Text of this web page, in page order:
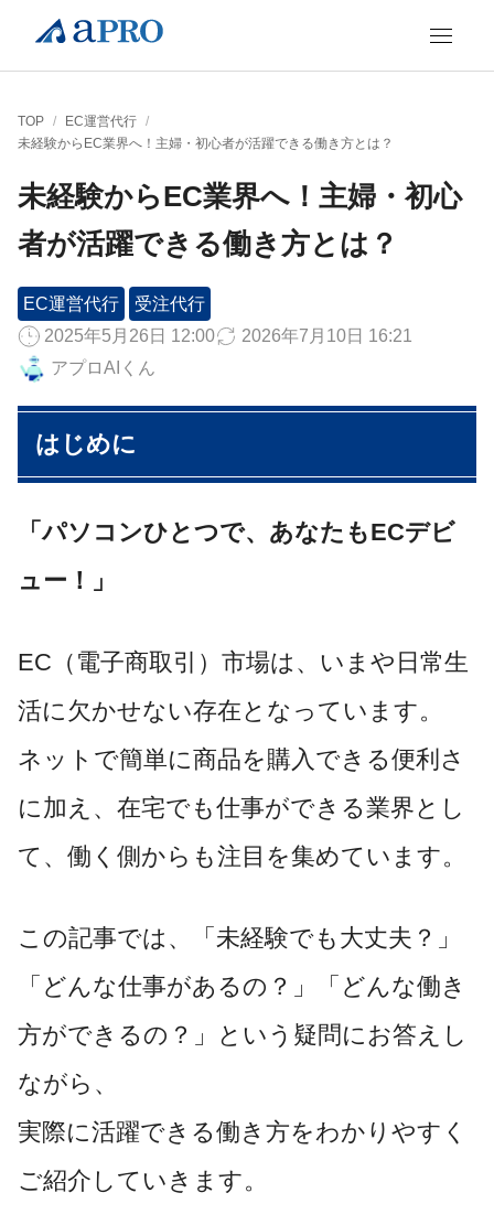
TOP / EC運営代行 /
未経験からEC業界へ！主婦・初心者が活躍できる働き方とは？
未経験からEC業界へ！主婦・初心
者が活躍できる働き方とは？
EC運営代行
受注代行
2025年5月26日 12:00
2026年7月10日 16:21
アプロAIくん
はじめに
「パソコンひとつで、あなたもECデビ
ュー！」
EC（電子商取引）市場は、いまや日常生
活に欠かせない存在となっています。
ネットで簡単に商品を購入できる便利さ
に加え、在宅でも仕事ができる業界とし
て、働く側からも注目を集めています。
この記事では、「未経験でも大丈夫？」
「どんな仕事があるの？」「どんな働き
方ができるの？」という疑問にお答えし
ながら、
実際に活躍できる働き方をわかりやすく
ご紹介していきます。